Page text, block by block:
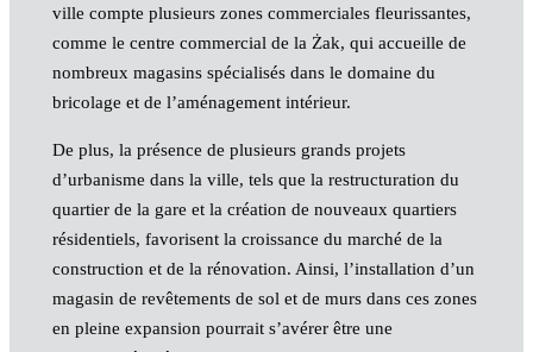
ville compte plusieurs zones commerciales fleurissantes,
comme le centre commercial de la Żak, qui accueille de
nombreux magasins spécialisés dans le domaine du
bricolage et de l’aménagement intérieur.
De plus, la présence de plusieurs grands projets
d’urbanisme dans la ville, tels que la restructuration du
quartier de la gare et la création de nouveaux quartiers
résidentiels, favorisent la croissance du marché de la
construction et de la rénovation. Ainsi, l’installation d’un
magasin de revêtements de sol et de murs dans ces zones
en pleine expansion pourrait s’avérer être une